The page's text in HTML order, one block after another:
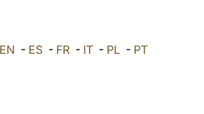
العربيّة EN - ES - FR - IT - PL - PT